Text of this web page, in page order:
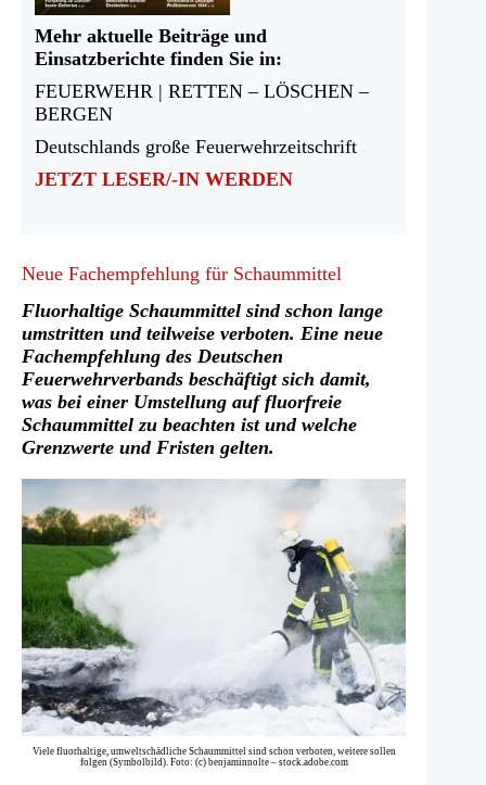
Mehr aktuelle Beiträge und
Einsatzberichte finden Sie in:
FEUERWEHR | RETTEN – LÖSCHEN –
BERGEN
Deutschlands große Feuerwehrzeitschrift
JETZT LESER/-IN WERDEN
Neue Fachempfehlung für Schaummittel
Fluorhaltige Schaummittel sind schon lange
umstritten und teilweise verboten. Eine neue
Fachempfehlung des Deutschen
Feuerwehrverbands beschäftigt sich damit,
was bei einer Umstellung auf fluorfreie
Schaummittel zu beachten ist und welche
Grenzwerte und Fristen gelten.
Viele fluorhaltige, umweltschädliche Schaummittel sind schon verboten, weitere sollen
folgen (Symbolbild). Foto: (c) benjaminnolte – stock.adobe.com